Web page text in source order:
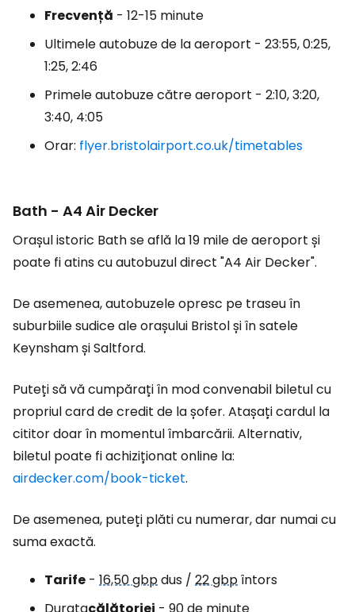
Frecvență - 12-15 minute
Ultimele autobuze de la aeroport - 23:55, 0:25,
1:25, 2:46
Primele autobuze către aeroport - 2:10, 3:20,
3:40, 4:05
Orar: flyer.bristolairport.co.uk/timetables
Bath - A4 Air Decker
Orașul istoric Bath se află la 19 mile de aeroport și
poate fi atins cu autobuzul direct "A4 Air Decker".
De asemenea, autobuzele opresc pe traseu în
suburbiile sudice ale orașului Bristol și în satele
Keynsham și Saltford.
Puteți să vă cumpărați în mod convenabil biletul cu
propriul card de credit de la șofer. Atașați cardul la
cititor doar în momentul îmbarcării. Alternativ,
biletul poate fi achiziționat online la:
airdecker.com/book-ticket.
De asemenea, puteți plăti cu numerar, dar numai cu
suma exactă.
Tarife - 16,50 gbpdus / 22 gbpîntors